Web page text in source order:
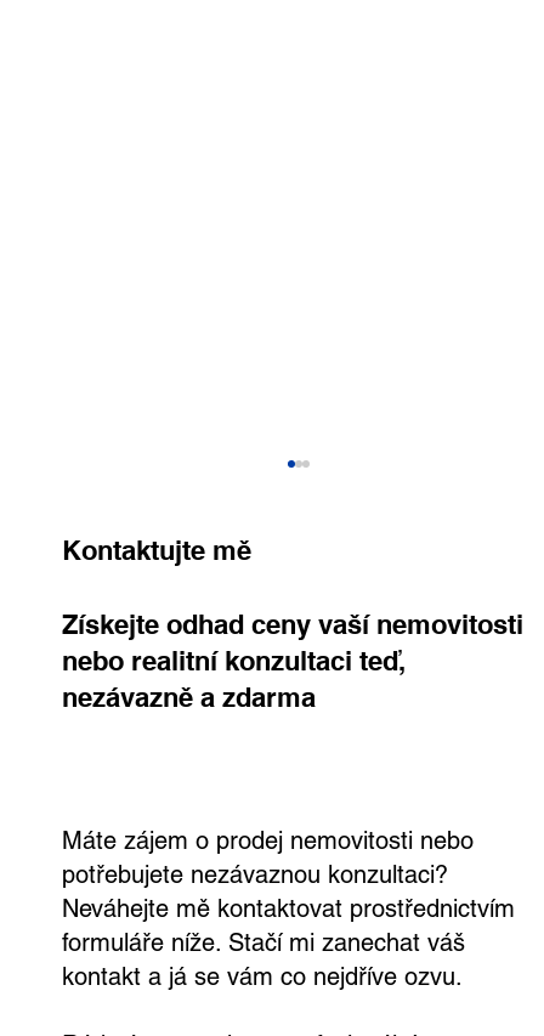
Kontaktujte mě
Získejte odhad ceny vaší nemovitosti
nebo realitní konzultaci teď,
nezávazně a zdarma
Máte zájem o prodej nemovitosti nebo
potřebujete nezávaznou konzultaci?
Neváhejte mě kontaktovat prostřednictvím
formuláře níže. Stačí mi zanechat váš
kontakt a já se vám co nejdříve ozvu.